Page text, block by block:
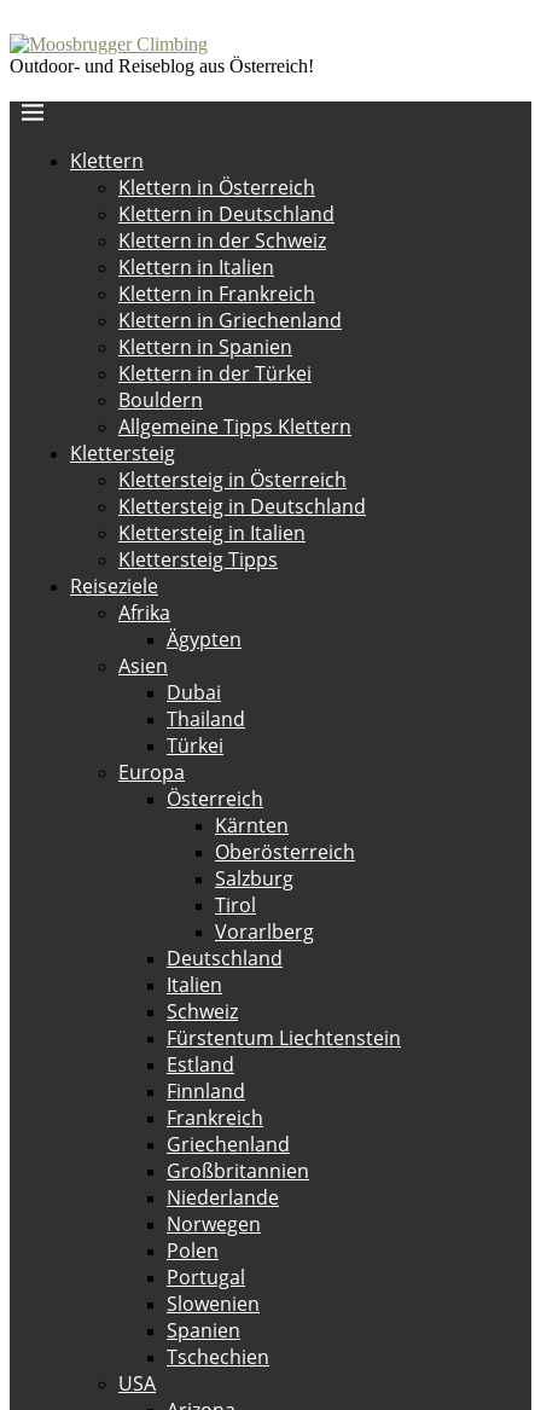
Outdoor- und Reiseblog aus Österreich!
Klettern
Klettern in Österreich
Klettern in Deutschland
Klettern in der Schweiz
Klettern in Italien
Klettern in Frankreich
Klettern in Griechenland
Klettern in Spanien
Klettern in der Türkei
Bouldern
Allgemeine Tipps Klettern
Klettersteig
Klettersteig in Österreich
Klettersteig in Deutschland
Klettersteig in Italien
Klettersteig Tipps
Reiseziele
Afrika
Ägypten
Asien
Dubai
Thailand
Türkei
Europa
Österreich
Kärnten
Oberösterreich
Salzburg
Tirol
Vorarlberg
Deutschland
Italien
Schweiz
Fürstentum Liechtenstein
Estland
Finnland
Frankreich
Griechenland
Großbritannien
Niederlande
Norwegen
Polen
Portugal
Slowenien
Spanien
Tschechien
USA